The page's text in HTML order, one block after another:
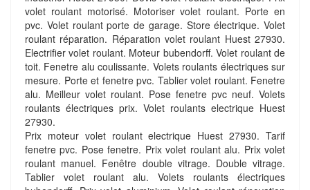
volet roulant motorisé. Motoriser volet roulant. Porte en
pvc. Volet roulant porte de garage. Store électrique. Volet
roulant réparation. Réparation volet roulant Huest 27930.
Electrifier volet roulant. Moteur bubendorff. Volet roulant de
toit. Fenetre alu coulissante. Volets roulants électriques sur
mesure. Porte et fenetre pvc. Tablier volet roulant. Fenetre
alu. Meilleur volet roulant. Pose fenetre pvc neuf. Volets
roulants électriques prix. Volet roulants electrique Huest
27930.
Prix moteur volet roulant electrique Huest 27930. Tarif
fenetre pvc. Pose fenetre. Prix volet roulant alu. Prix volet
roulant manuel. Fenêtre double vitrage. Double vitrage.
Tablier volet roulant alu. Volets roulants électriques